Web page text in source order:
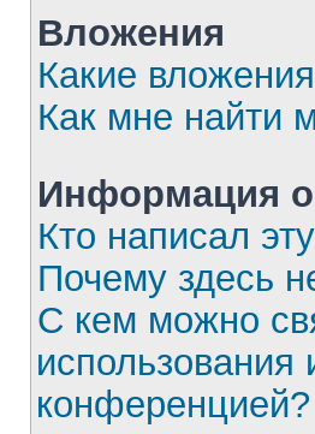
Вложения
Какие
Как мне найти
Информация
Кто написал
Почему здесь
С кем можно
использования
конференцией?